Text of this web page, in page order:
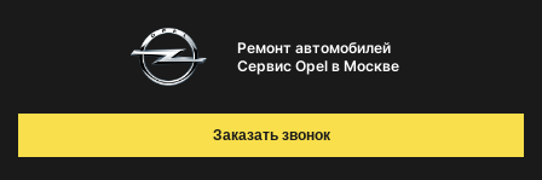
Ремонт автомобилей
Сервис Opel в Москве
Заказать звонок